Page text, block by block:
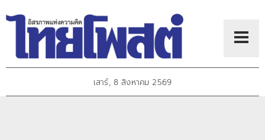
เสาร์, 8 สิงหาคม 2569